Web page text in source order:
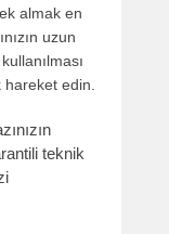
almak en
uzun
edin.
teknik